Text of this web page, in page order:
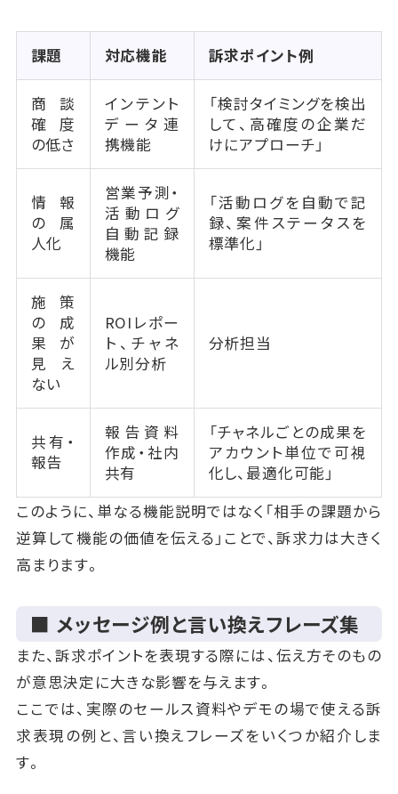
課題 対応機能 訴求ポイント例
商談
確度
の低さ
インテント
データ連
携機能
「検討タイミングを検出
して、高確度の企業だ
けにアプローチ」
情報
の属
人化
営業予測・
活動ログ
自動記録
機能
「活動ログを自動で記
録、案件ステータスを
標準化」
施策
の成
果が
見え
ない
ROIレポー
ト、チャネ
ル別分析
分析担当
共有・
報告
報告資料
作成・社内
共有
「チャネルごとの成果を
アカウント単位で可視
化し、最適化可能」
このように、単なる機能説明ではなく「相手の課題から
逆算して機能の価値を伝える」ことで、訴求力は大きく
高まります。
■ メッセージ例と言い換えフレーズ集
また、訴求ポイントを表現する際には、伝え方そのもの
が意思決定に大きな影響を与えます。
ここでは、実際のセールス資料やデモの場で使える訴
求表現の例と、言い換えフレーズをいくつか紹介しま
す。